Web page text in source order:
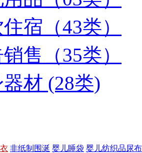
宿（43类）
售（35类）
材 (28类)
非纸制围涎 婴儿睡袋 婴儿纺织品尿布